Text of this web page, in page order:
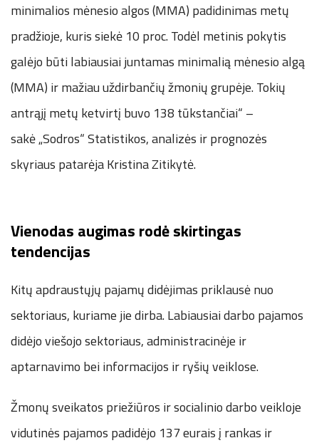
minimalios mėnesio algos (MMA) padidinimas metų
pradžioje, kuris siekė 10 proc. Todėl metinis pokytis
galėjo būti labiausiai juntamas minimalią mėnesio algą
(MMA) ir mažiau uždirbančių žmonių grupėje. Tokių
antrąjį metų ketvirtį buvo 138 tūkstančiai“ –
sakė „Sodros“ Statistikos, analizės ir prognozės
skyriaus patarėja Kristina Zitikytė.
Vienodas augimas rodė skirtingas
tendencijas
Kitų apdraustųjų pajamų didėjimas priklausė nuo
sektoriaus, kuriame jie dirba. Labiausiai darbo pajamos
didėjo viešojo sektoriaus, administracinėje ir
aptarnavimo bei informacijos ir ryšių veiklose.
Žmonų sveikatos priežiūros ir socialinio darbo veikloje
vidutinės pajamos padidėjo 137 eurais į rankas ir